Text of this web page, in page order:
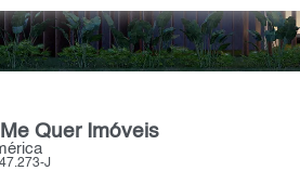
Quer Imóveis
J